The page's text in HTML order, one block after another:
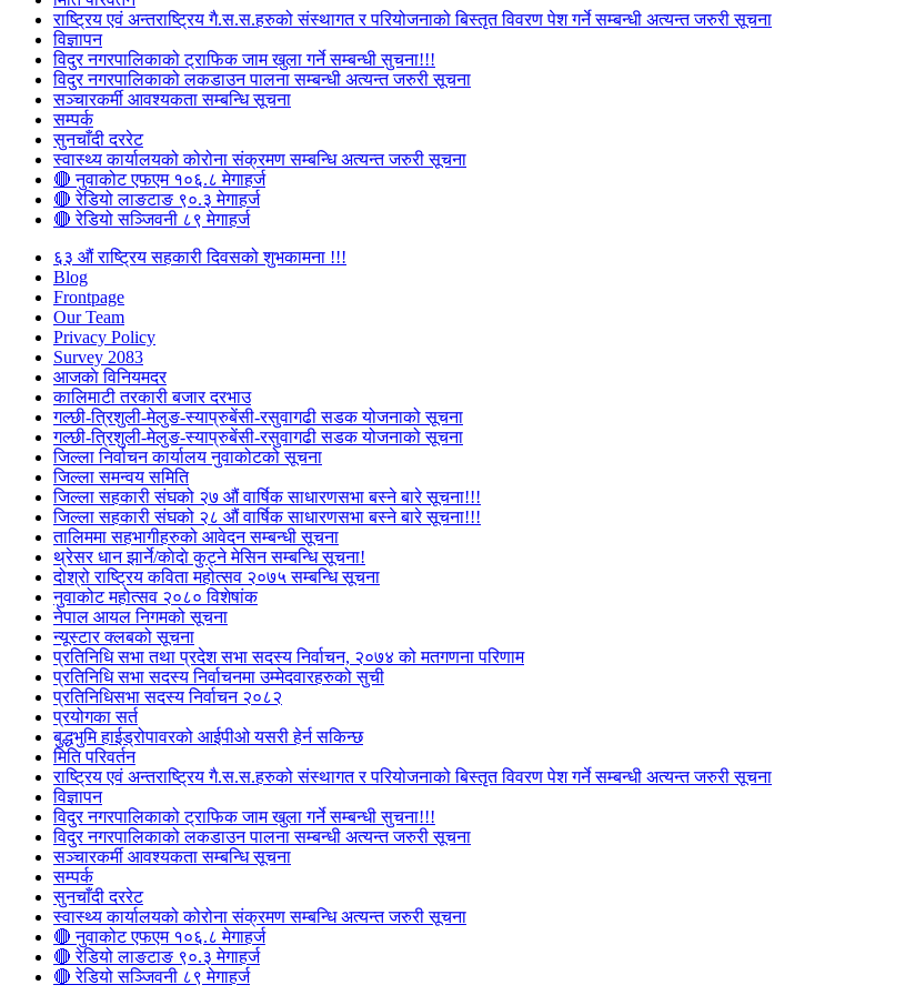
राष्ट्रिय एवं अन्तराष्ट्रिय गै.स.स.हरुको संस्थागत र परियोजनाको बिस्तृत विवरण पेश गर्ने सम्बन्धी अत्यन्त जरुरी सूचना
विज्ञापन
विदुर नगरपालिकाको ट्राफिक जाम खुला गर्ने सम्बन्धी सुचना!!!
विदुर नगरपालिकाको लकडाउन पालना सम्बन्धी अत्यन्त जरुरी सूचना
सञ्चारकर्मी आवश्यकता सम्बन्धि सूचना
सम्पर्क
सुनचाँदी दररेट
स्वास्थ्य कार्यालयको कोरोना संक्रमण सम्बन्धि अत्यन्त जरुरी सूचना
🔴 नुवाकोट एफएम १०६.८ मेगाहर्ज
🔴 रेडियो लाङटाङ ९०.३ मेगाहर्ज
🔴 रेडियो सञ्जिवनी ८९ मेगाहर्ज
६३ औं राष्ट्रिय सहकारी दिवसको शुभकामना !!!
Blog
Frontpage
Our Team
Privacy Policy
Survey 2083
आजकाे विनियमदर
कालिमाटी तरकारी बजार दरभाउ
गल्छी-त्रिशुली-मेलुङ-स्याप्रुबेंसी-रसुवागढी सडक योजनाको सूचना
गल्छी-त्रिशुली-मेलुङ-स्याप्रुबेंसी-रसुवागढी सडक योजनाको सूचना
जिल्ला निर्वाचन कार्यालय नुवाकोटको सूचना
जिल्ला समन्वय समिति
जिल्ला सहकारी संघको २७ औं वार्षिक साधारणसभा बस्ने बारे सूचना!!!
जिल्ला सहकारी संघको २८ औं वार्षिक साधारणसभा बस्ने बारे सूचना!!!
तालिममा सहभागीहरुको आवेदन सम्बन्धी सूचना
थ्रेसर धान झार्ने/काेदाे कुट्ने मेसिन सम्बन्धि सूचना!
दोश्रो राष्ट्रिय कविता महोत्सव २०७५ सम्बन्धि सूचना
नुवाकोट महोत्सव २०८० विशेषांक
नेपाल आयल निगमको सूचना
न्यूस्टार क्लबको सूचना
प्रतिनिधि सभा तथा प्रदेश सभा सदस्य निर्वाचन, २०७४ को मतगणना परिणाम
प्रतिनिधि सभा सदस्य निर्वाचनमा उम्मेदवारहरुको सुची
प्रतिनिधिसभा सदस्य निर्वाचन २०८२
प्रयोगका सर्त
बुद्धभुमि हाईड्रोपावरको आईपीओ यसरी हेर्न सकिन्छ
मिति परिवर्तन
राष्ट्रिय एवं अन्तराष्ट्रिय गै.स.स.हरुको संस्थागत र परियोजनाको बिस्तृत विवरण पेश गर्ने सम्बन्धी अत्यन्त जरुरी सूचना
विज्ञापन
विदुर नगरपालिकाको ट्राफिक जाम खुला गर्ने सम्बन्धी सुचना!!!
विदुर नगरपालिकाको लकडाउन पालना सम्बन्धी अत्यन्त जरुरी सूचना
सञ्चारकर्मी आवश्यकता सम्बन्धि सूचना
सम्पर्क
सुनचाँदी दररेट
स्वास्थ्य कार्यालयको कोरोना संक्रमण सम्बन्धि अत्यन्त जरुरी सूचना
🔴 नुवाकोट एफएम १०६.८ मेगाहर्ज
🔴 रेडियो लाङटाङ ९०.३ मेगाहर्ज
🔴 रेडियो सञ्जिवनी ८९ मेगाहर्ज